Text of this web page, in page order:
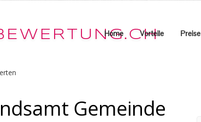
Home Vorteile Preise
Gemeinde